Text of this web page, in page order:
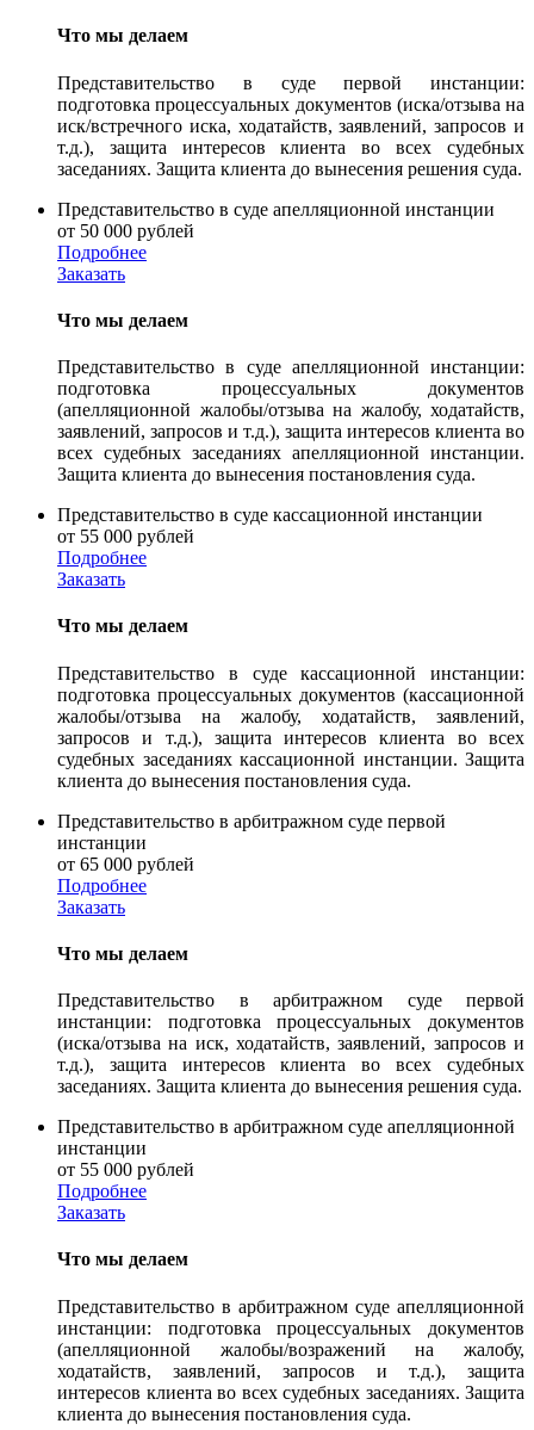
Что мы делаем
Представительство в суде первой инстанции:
подготовка процессуальных документов (иска/отзыва на
иск/встречного иска, ходатайств, заявлений, запросов и
т.д.), защита интересов клиента во всех судебных
заседаниях. Защита клиента до вынесения решения суда.
Представительство в суде апелляционной инстанции
от 50 000 рублей
Подробнее
Заказать
Что мы делаем
Представительство в суде апелляционной инстанции:
подготовка процессуальных документов
(апелляционной жалобы/отзыва на жалобу, ходатайств,
заявлений, запросов и т.д.), защита интересов клиента во
всех судебных заседаниях апелляционной инстанции.
Защита клиента до вынесения постановления суда.
Представительство в суде кассационной инстанции
от 55 000 рублей
Подробнее
Заказать
Что мы делаем
Представительство в суде кассационной инстанции:
подготовка процессуальных документов (кассационной
жалобы/отзыва на жалобу, ходатайств, заявлений,
запросов и т.д.), защита интересов клиента во всех
судебных заседаниях кассационной инстанции. Защита
клиента до вынесения постановления суда.
Представительство в арбитражном суде первой
инстанции
от 65 000 рублей
Подробнее
Заказать
Что мы делаем
Представительство в арбитражном суде первой
инстанции: подготовка процессуальных документов
(иска/отзыва на иск, ходатайств, заявлений, запросов и
т.д.), защита интересов клиента во всех судебных
заседаниях. Защита клиента до вынесения решения суда.
Представительство в арбитражном суде апелляционной
инстанции
от 55 000 рублей
Подробнее
Заказать
Что мы делаем
Представительство в арбитражном суде апелляционной
инстанции: подготовка процессуальных документов
(апелляционной жалобы/возражений на жалобу,
ходатайств, заявлений, запросов и т.д.), защита
интересов клиента во всех судебных заседаниях. Защита
клиента до вынесения постановления суда.